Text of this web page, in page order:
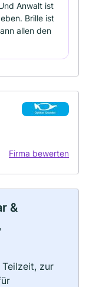
Anwalt ist
Brille ist
allen den
Firma bewerten
&
zur